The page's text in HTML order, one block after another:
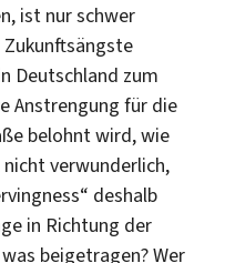
ist nur schwer
Deutschland zum
Anstrengung für die
belohnt wird, wie
verwunderlich,
deshalb
in Richtung der
beigetragen? Wer